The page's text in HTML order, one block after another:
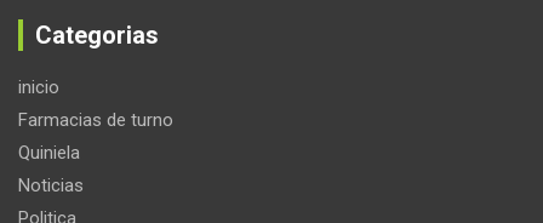
Categorias
inicio
Farmacias de turno
Quiniela
Noticias
Politica